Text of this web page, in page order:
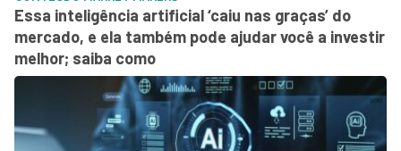
Essa inteligência artificial ‘caiu nas graças’ do
mercado, e ela também pode ajudar você a investir
melhor; saiba como